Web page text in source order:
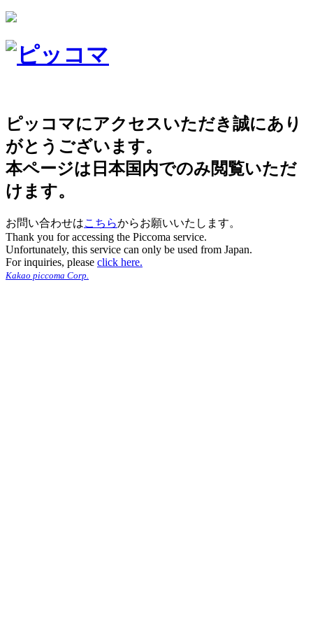
ピッコマにアクセスいただき誠にあり
がとうございます。
本ページは日本国内でのみ閲覧いただ
けます。
お問い合わせはこちらからお願いいたします。
Thank you for accessing the Piccoma service.
Unfortunately, this service can only be used from Japan.
For inquiries, please click here.
Kakao piccoma Corp.